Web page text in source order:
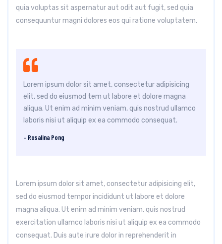
quia voluptas sit aspernatur aut odit aut fugit, sed quia
consequuntur magni dolores eos qui ratione voluptatem.
Lorem ipsum dolor sit amet, consectetur adipisicing
elit, sed do eiusmod tem ut labore et dolore magna
aliqua. Ut enim ad minim veniam, quis nostrud ullamco
laboris nisi ut aliquip ex ea commodo consequat.
– Rosalina Pong
Lorem ipsum dolor sit amet, consectetur adipisicing elit,
sed do eiusmod tempor incididunt ut labore et dolore
magna aliqua. Ut enim ad minim veniam, quis nostrud
exercitation ullamco laboris nisi ut aliquip ex ea commodo
consequat. Duis aute irure dolor in reprehenderit in